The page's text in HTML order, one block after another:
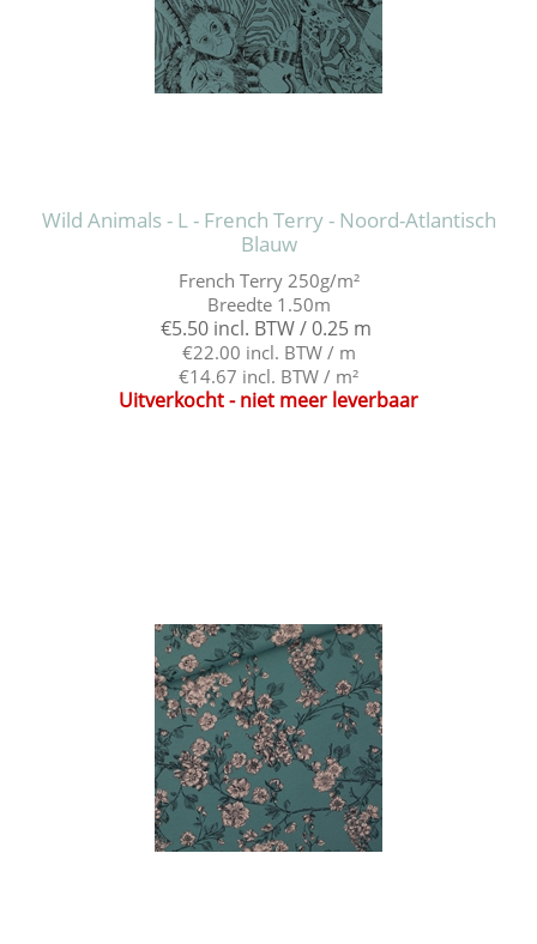
Wild Animals - L - French Terry - Noord-Atlantisch
Blauw
French Terry 250g/m²
Breedte 1.50m
€5.50 incl. BTW / 0.25 m
€22.00 incl. BTW / m
€14.67 incl. BTW / m²
Uitverkocht - niet meer leverbaar